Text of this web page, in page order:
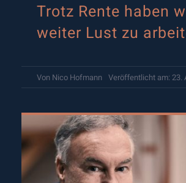
Trotz Rente haben
weiter Lust zu
Von Nico Hofmann Veröffentlicht am: 23.